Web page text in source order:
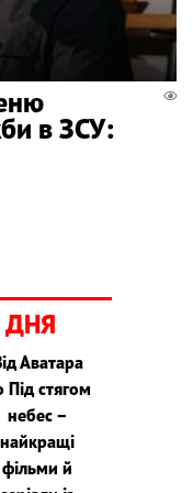
в ЗСУ:
ДНЯ
Аватара
Під стягом
небес –
найкращі
фільми й